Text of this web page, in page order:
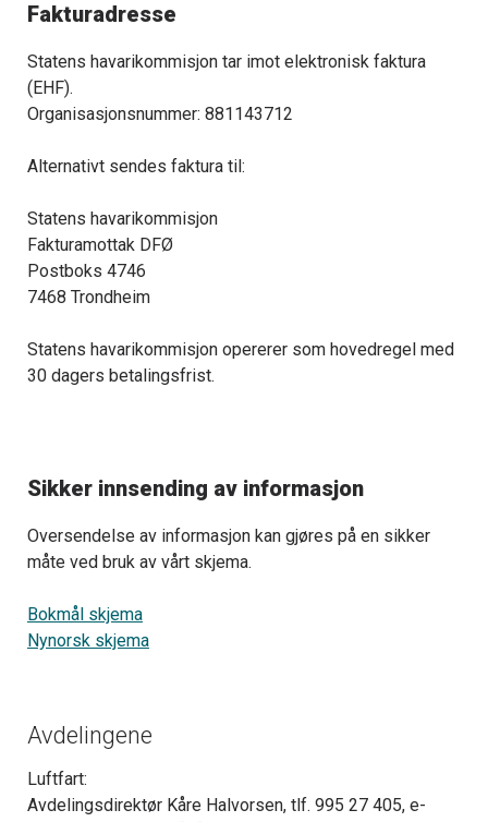
Fakturadresse
Statens havarikommisjon tar imot elektronisk faktura
(EHF).
Organisasjonsnummer: 881143712
Alternativt sendes faktura til:
Statens havarikommisjon
Fakturamottak DFØ
Postboks 4746
7468 Trondheim
Statens havarikommisjon opererer som hovedregel med
30 dagers betalingsfrist.
Sikker innsending av informasjon
Oversendelse av informasjon kan gjøres på en sikker
måte ved bruk av vårt skjema.
Bokmål skjema
Nynorsk skjema
Avdelingene
Luftfart:
Avdelingsdirektør Kåre Halvorsen, tlf. 995 27 405, e-